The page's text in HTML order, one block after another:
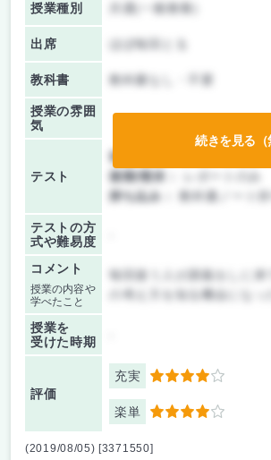
授業種別 共通(一般教養)
出席 ほぼ毎回とる
教科書 教科書なし・不要
授業の雰囲
気
テスト
前期/中間：
後期/期末：
持ち込み：
教科書ノート持
テストの方
式や難易度
コメント
授業の内容や
学べたこと
毎回違う人が講義をしに来
の考え方を知る機会になっ
授業を
受けた時期
評価
充実 4
楽単 4
続きを見る（
(2019/08/05) [3371550]